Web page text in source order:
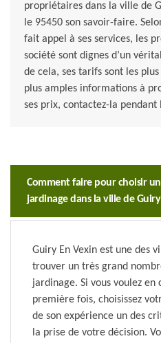
propriétaires dans la ville de
le 95450 son savoir-faire.
fait appel à ses services, les
société sont dignes d’un
de cela, ses tarifs sont les
plus amples informations à
ses prix, contactez-la pendant
Comment faire pour choisir
jardinage dans la ville de Guiry
Guiry En Vexin est une des
trouver un très grand
jardinage. Si vous voulez
première fois, choisissez
de son expérience un des
la prise de votre décision.